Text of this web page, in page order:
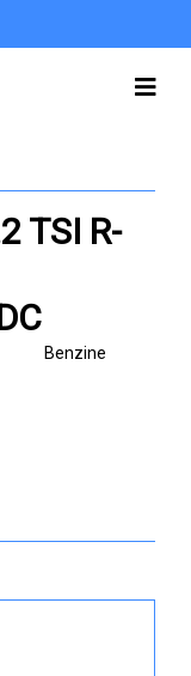
TSI R-
Benzine